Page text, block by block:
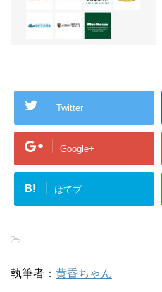
Twitter
Google+
B! はてブ
-
執筆者： 黄昏ちゃん